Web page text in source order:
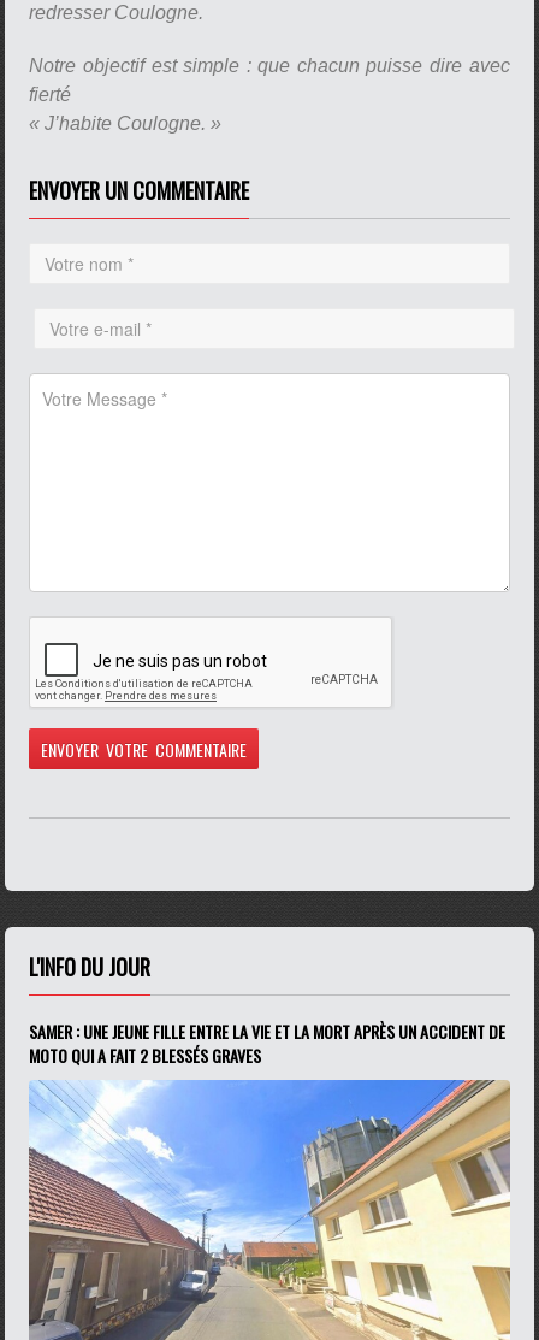
redresser Coulogne.
Notre objectif est simple : que chacun puisse dire avec
fierté
« J’habite Coulogne. »
ENVOYER UN COMMENTAIRE
L'INFO DU JOUR
SAMER : UNE JEUNE FILLE ENTRE LA VIE ET LA MORT APRÈS UN ACCIDENT DE
MOTO QUI A FAIT 2 BLESSÉS GRAVES